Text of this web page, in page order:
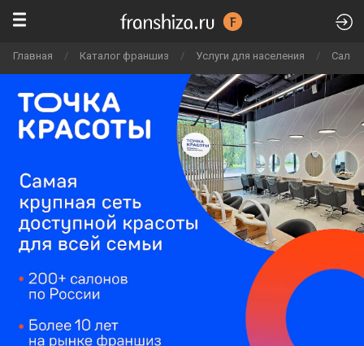
Главная / Каталог франшиз / Услуги для населения /